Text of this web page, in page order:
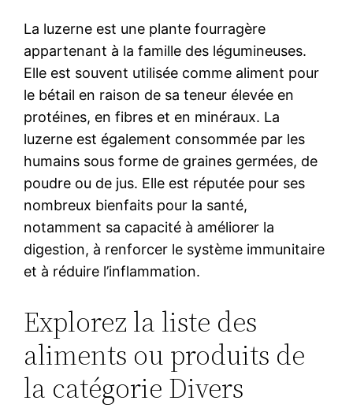
La luzerne est une plante fourragère
appartenant à la famille des légumineuses.
Elle est souvent utilisée comme aliment pour
le bétail en raison de sa teneur élevée en
protéines, en fibres et en minéraux. La
luzerne est également consommée par les
humains sous forme de graines germées, de
poudre ou de jus. Elle est réputée pour ses
nombreux bienfaits pour la santé,
notamment sa capacité à améliorer la
digestion, à renforcer le système immunitaire
et à réduire l’inflammation.
Explorez la liste des
aliments ou produits de
la catégorie Divers